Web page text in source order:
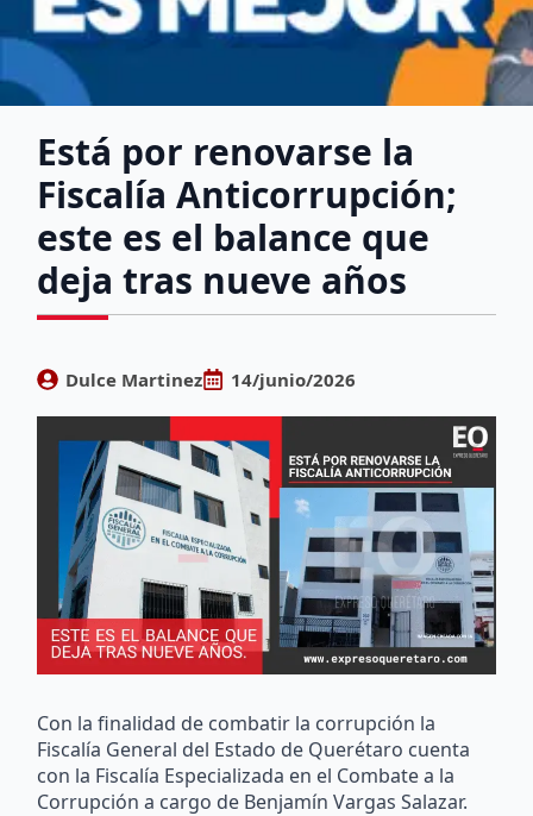
Está por renovarse la
Fiscalía Anticorrupción;
este es el balance que
deja tras nueve años
Dulce Martinez 14/junio/2026
Con la finalidad de combatir la corrupción la
Fiscalía General del Estado de Querétaro cuenta
con la Fiscalía Especializada en el Combate a la
Corrupción a cargo de Benjamín Vargas Salazar.